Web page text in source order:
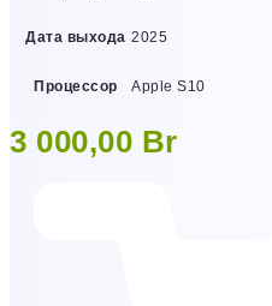
Дата выхода 2025
Процессор Apple S10
3 000,00 Br